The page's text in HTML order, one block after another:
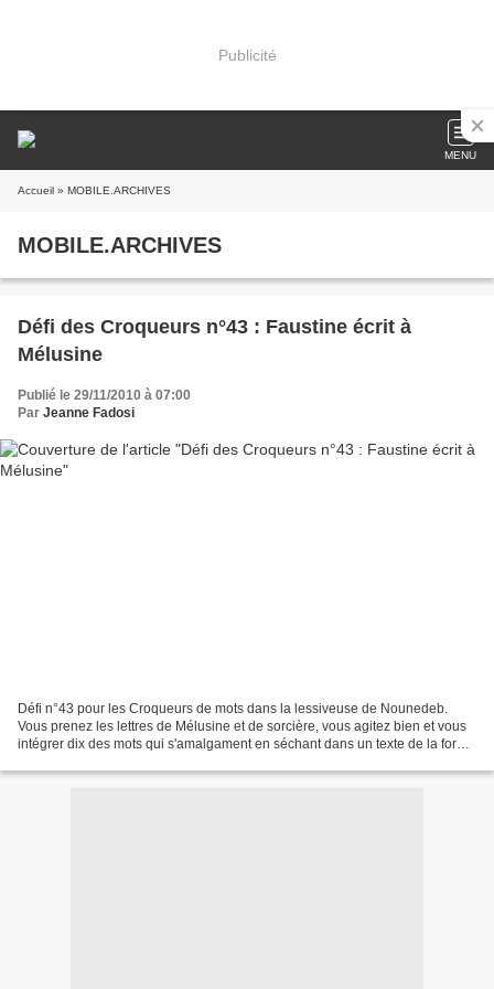
Publicité
MENU
Accueil » MOBILE.ARCHIVES
MOBILE.ARCHIVES
Défi des Croqueurs n°43 : Faustine écrit à
Mélusine
Publié le 29/11/2010 à 07:00
Par Jeanne Fadosi
Défi n°43 pour les Croqueurs de mots dans la lessiveuse de Nounedeb.
Vous prenez les lettres de Mélusine et de sorcière, vous agitez bien et vous
intégrer dix des mots qui s'amalgament en séchant dans un texte de la forme